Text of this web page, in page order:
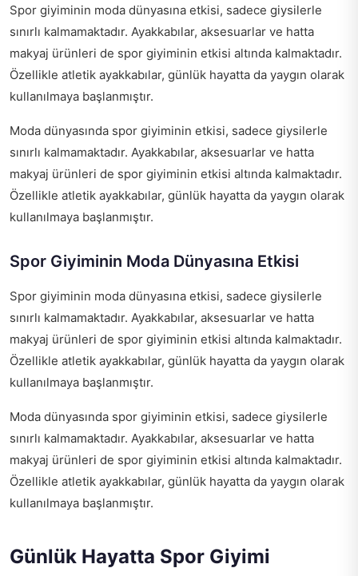
Spor giyiminin moda dünyasına etkisi, sadece giysilerle
sınırlı kalmamaktadır. Ayakkabılar, aksesuarlar ve hatta
makyaj ürünleri de spor giyiminin etkisi altında kalmaktadır.
Özellikle atletik ayakkabılar, günlük hayatta da yaygın olarak
kullanılmaya başlanmıştır.
Moda dünyasında spor giyiminin etkisi, sadece giysilerle
sınırlı kalmamaktadır. Ayakkabılar, aksesuarlar ve hatta
makyaj ürünleri de spor giyiminin etkisi altında kalmaktadır.
Özellikle atletik ayakkabılar, günlük hayatta da yaygın olarak
kullanılmaya başlanmıştır.
Spor Giyiminin Moda Dünyasına Etkisi
Spor giyiminin moda dünyasına etkisi, sadece giysilerle
sınırlı kalmamaktadır. Ayakkabılar, aksesuarlar ve hatta
makyaj ürünleri de spor giyiminin etkisi altında kalmaktadır.
Özellikle atletik ayakkabılar, günlük hayatta da yaygın olarak
kullanılmaya başlanmıştır.
Moda dünyasında spor giyiminin etkisi, sadece giysilerle
sınırlı kalmamaktadır. Ayakkabılar, aksesuarlar ve hatta
makyaj ürünleri de spor giyiminin etkisi altında kalmaktadır.
Özellikle atletik ayakkabılar, günlük hayatta da yaygın olarak
kullanılmaya başlanmıştır.
Günlük Hayatta Spor Giyimi